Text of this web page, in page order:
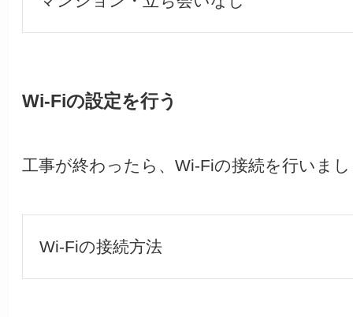
Wi-Fiの設定を行う
工事が終わったら、Wi-Fiの接続を行いま
Wi-Fiの接続方法